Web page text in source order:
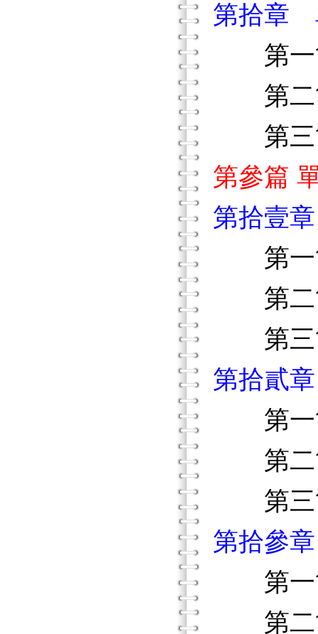
第拾章
第一
第二
第三
第參篇
第拾壹
第一
第二
第三
第拾貳
第一
第二
第三
第拾參
第一
第二